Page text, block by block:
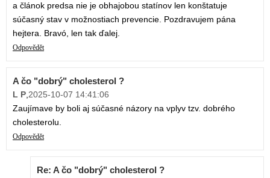
a článok predsa nie je obhajobou statínov len konštatuje
súčasný stav v možnostiach prevencie. Pozdravujem pána
hejtera. Bravó, len tak ďalej.
Odpovědět
A čo "dobrý" cholesterol ?
L P,2025-10-07 14:41:06
Zaujímave by boli aj súčasné názory na vplyv tzv. dobrého
cholesterolu.
Odpovědět
Re: A čo "dobrý" cholesterol ?